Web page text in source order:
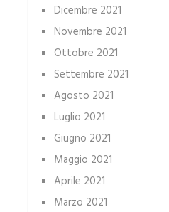
Dicembre 2021
Novembre 2021
Ottobre 2021
Settembre 2021
Agosto 2021
Luglio 2021
Giugno 2021
Maggio 2021
Aprile 2021
Marzo 2021